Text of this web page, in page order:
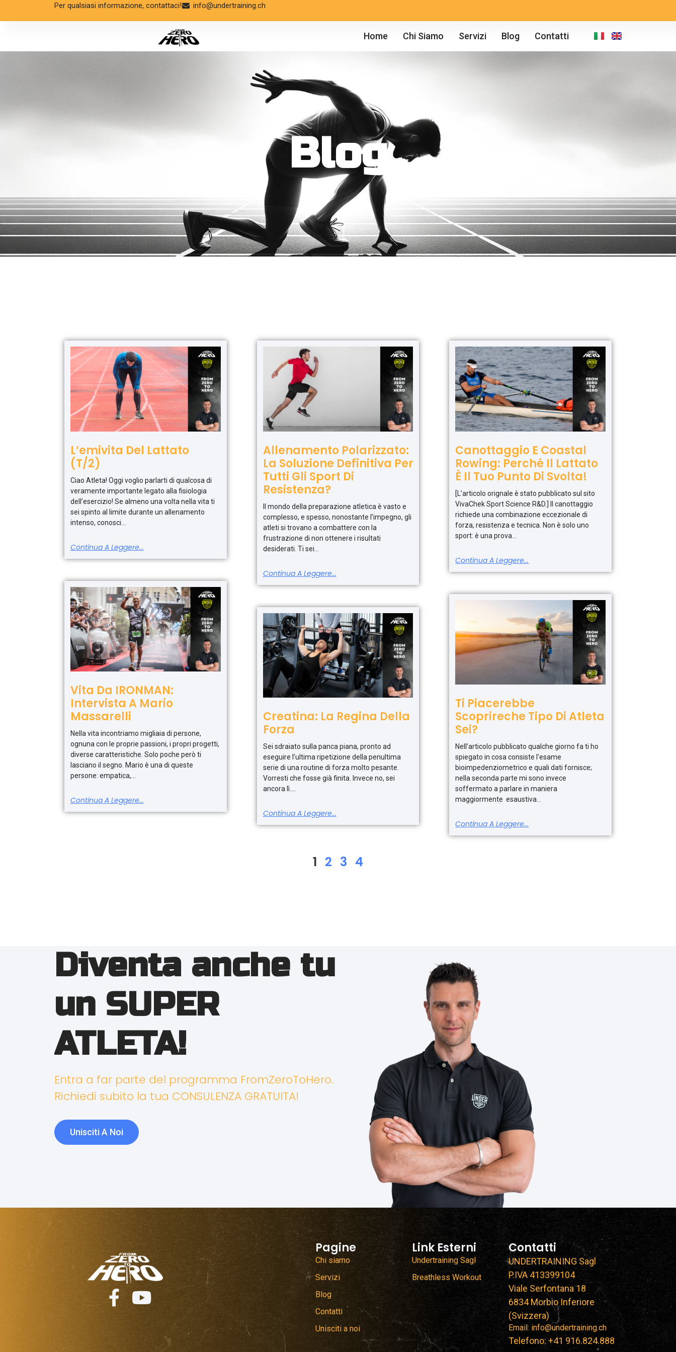
Per qualsiasi informazione, contattaci! info@undertraining.ch
Home Chi Siamo Servizi Blog Contatti
Blog
L’emivita Del Lattato
(T/2)
Ciao Atleta! Oggi voglio parlarti di qualcosa di
veramente importante legato alla fisiologia
dell’esercizio! Se almeno una volta nella vita ti
sei spinto al limite durante un allenamento
intenso, conosci
Continua A Leggere...
Allenamento Polarizzato:
La Soluzione Definitiva Per
Tutti Gli Sport Di
Resistenza?
Il mondo della preparazione atletica è vasto e
complesso, e spesso, nonostante l’impegno, gli
atleti si trovano a combattere con la
frustrazione di non ottenere i risultati
desiderati. Ti sei
Continua A Leggere...
Canottaggio E Coastal
Rowing: Perché Il Lattato
È Il Tuo Punto Di Svolta!
[L’articolo orignale è stato pubblicato sul sito
VivaChek Sport Science R&D.] Il canottaggio
richiede una combinazione eccezionale di
forza, resistenza e tecnica. Non è solo uno
sport: è una prova
Continua A Leggere...
Vita Da IRONMAN:
Intervista A Mario
Massarelli
Nella vita incontriamo migliaia di persone,
ognuna con le proprie passioni, i propri progetti,
diverse caratteristiche. Solo poche però ti
lasciano il segno. Mario è una di queste
persone: empatica,
Continua A Leggere...
Creatina: La Regina Della
Forza
Sei sdraiato sulla panca piana, pronto ad
eseguire l’ultima ripetizione della penultima
serie di una routine di forza molto pesante.
Vorresti che fosse già finita. Invece no, sei
ancora lì.
Continua A Leggere...
Ti Piacerebbe
Scoprireche Tipo Di Atleta
Sei?
Nell’articolo pubblicato qualche giorno fa ti ho
spiegato in cosa consiste l’esame
bioimpedenziometrico e quali dati fornisce;
nella seconda parte mi sono invece
soffermato a parlare in maniera
maggiormente esaustiva
Continua A Leggere...
1 2 3 4
Diventa anche tu
un SUPER
ATLETA!
Entra a far parte del programma FromZeroToHero.
Richiedi subito la tua CONSULENZA GRATUITA!
Unisciti A Noi
Pagine
Chi siamo
Servizi
Blog
Contatti
Unisciti a noi
Link Esterni
Undertraining Sagl
Breathless Workout
Contatti
UNDERTRAINING Sagl
P.IVA 413399104
Viale Serfontana 18
6834 Morbio Inferiore
(Svizzera)
Email: info@undertraining.ch
Telefono: +41 916.824.888